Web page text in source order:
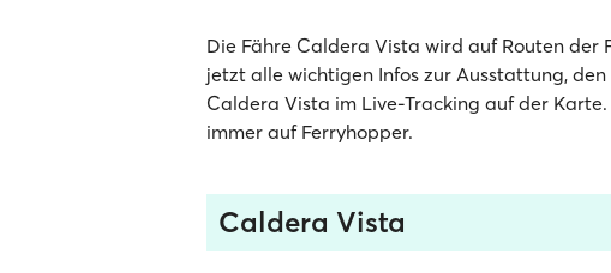
Die Fähre Caldera Vista wird auf Routen der
jetzt alle wichtigen Infos zur Ausstattung,
Caldera Vista im Live-Tracking auf der
immer auf Ferryhopper.
Caldera Vista